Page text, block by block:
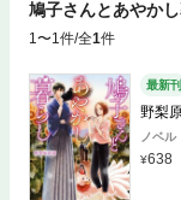
鳩子さんとあやか
1〜1件/全1件
最新刊
野梨
ノベル
638